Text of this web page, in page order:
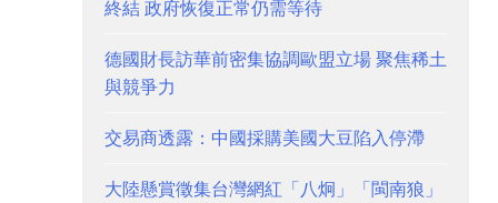
終結 政府恢復正常仍需等待
德國財長訪華前密集協調歐盟立場 聚焦稀土
與競爭力
交易商透露：中國採購美國大豆陷入停滯
大陸懸賞徵集台灣網紅「八炯」「閩南狼」